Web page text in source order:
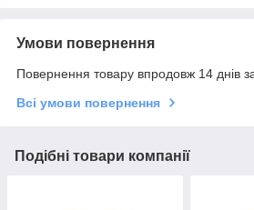
Умови повернення
Повернення товару впродовж 14 днів
Всі умови повернення
Подібні товари компанії